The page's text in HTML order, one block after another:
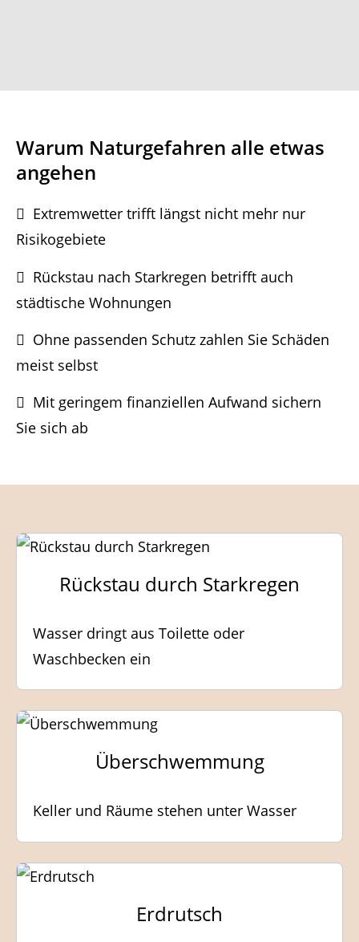
Warum Naturgefahren alle etwas
angehen
Extremwetter trifft längst nicht mehr nur
Risikogebiete
Rückstau nach Starkregen betrifft auch
städtische Wohnungen
Ohne passenden Schutz zahlen Sie Schäden
meist selbst
Mit geringem finanziellen Aufwand sichern
Sie sich ab
Rückstau durch Starkregen
Wasser dringt aus Toilette oder
Waschbecken ein
Überschwemmung
Keller und Räume stehen unter Wasser
Erdrutsch